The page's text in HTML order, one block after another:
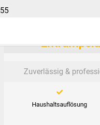
Zuverlässig &
Haushaltsauflösung